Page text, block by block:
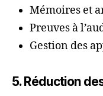
Mémoires et
Preuves à
Gestion des
5. Réduction